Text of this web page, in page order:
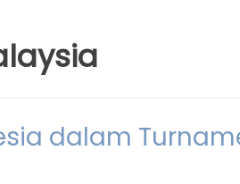
dalam